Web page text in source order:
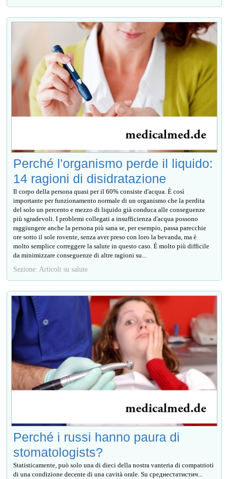
Perché l'organismo perde il liquido:
14 ragioni di disidratazione
Il corpo della persona quasi per il 60% consiste d'acqua. È così
importante per funzionamento normale di un organismo che la perdita
del solo un percento e mezzo di liquido già conduca alle conseguenze
più sgradevoli. I problemi collegati a insufficienza d'acqua possono
raggiungere anche la persona più sana se, per esempio, passa parecchie
ore sotto il sole rovente, senza aver preso con loro la bevanda, ma è
molto semplice correggere la salute in questo caso. È molto più difficile
da minimizzare conseguenze di altre ragioni su...
Sezione: Articoli su salute
Perché i russi hanno paura di
stomatologists?
Statisticamente, può solo una di dieci della nostra vanteria di compatrioti
di una condizione decente di una cavità orale. Su среднестатистич...